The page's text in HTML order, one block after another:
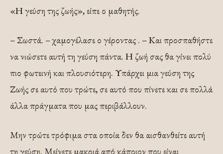
«Η γεύση της ζωής», είπε ο μαθητής.
– Σωστά. – χαμογέλασε ο γέροντας . – Και προσπαθήστε
να νιώσετε αυτή τη γεύση πάντα. Η ζωή σας θα γίνει πολύ
πιο φωτεινή και πλουσιότερη. Υπάρχει μια γεύση της
Ζωής σε αυτό που τρώτε, σε αυτό που πίνετε και σε πολλά
άλλα πράγματα που μας περιβάλλουν.
Μην τρώτε τρόφιμα στα οποία δεν θα αισθανθείτε αυτή
τη γεύση. Μείνετε μακριά από κάποιον που είναι